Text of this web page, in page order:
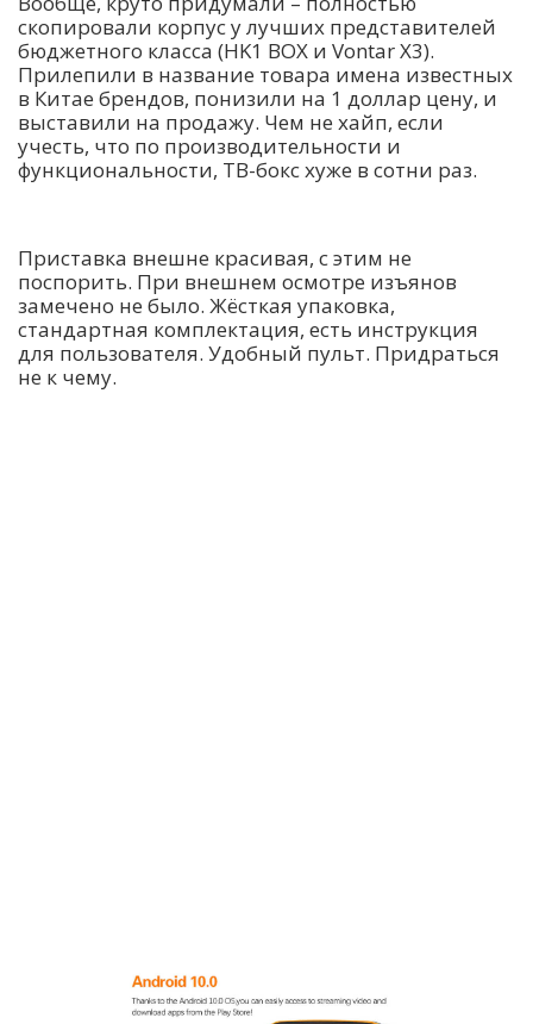
скопировали корпус у лучших представителей
бюджетного класса (HK1 BOX и Vontar X3).
Прилепили в название товара имена известных
в Китае брендов, понизили на 1 доллар цену, и
выставили на продажу. Чем не хайп, если
учесть, что по производительности и
функциональности, ТВ-бокс хуже в сотни раз.
Приставка внешне красивая, с этим не
поспорить. При внешнем осмотре изъянов
замечено не было. Жёсткая упаковка,
стандартная комплектация, есть инструкция
для пользователя. Удобный пульт. Придраться
не к чему.